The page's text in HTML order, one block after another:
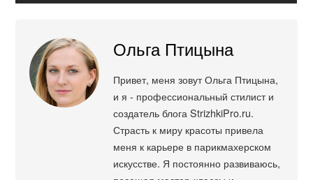
Ольга Птицына
Привет, меня зовут Ольга Птицына,
и я - профессиональный стилист и
создатель блога StrizhkiPro.ru.
Страсть к миру красоты привела
меня к карьере в парикмахерском
искусстве. Я постоянно развиваюсь,